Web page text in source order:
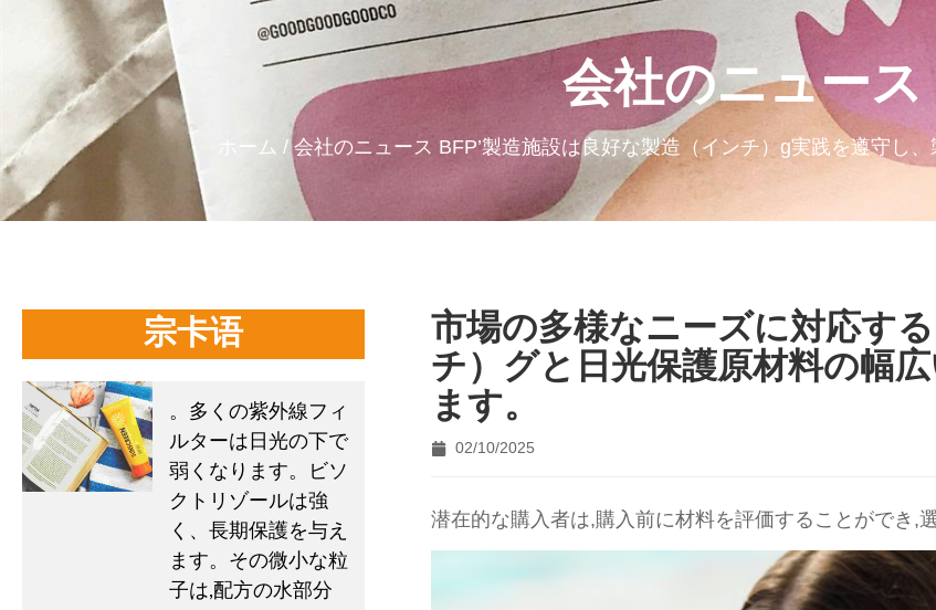
会社のニュース
ホーム /会社のニュース BFP’製造施設は良好な製造（インチ）g実践を遵守し
宗卡语
。多くの紫外線フィ
ルターは日光の下で
弱くなります。ビソ
クトリゾールは強
く、長期保護を与え
ます。その微小な粒
子は,配方の水部分
市場の多様なニーズに対応す
チ）グと日光保護原材料の幅
ます。
02/10/2025
潜在的な購入者は,購入前に材料を評価することができ,